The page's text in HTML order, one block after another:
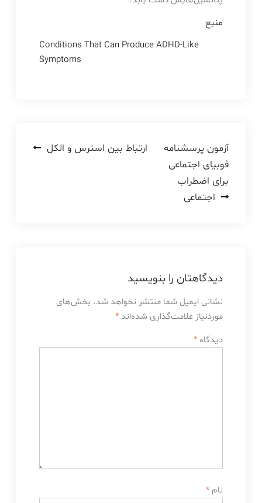
منبع
Conditions That Can Produce ADHD-Like
Symptoms
راهبری
نوشته
ارتباط بین استرس و الکل
آزمون پرسشنامه
فوبیای اجتماعی
برای اضطراب
اجتماعی
دیدگاهتان را بنویسید
نشانی ایمیل شما منتشر نخواهد شد. بخش‌های
موردنیاز علامت‌گذاری شده‌اند *
دیدگاه *
نام *